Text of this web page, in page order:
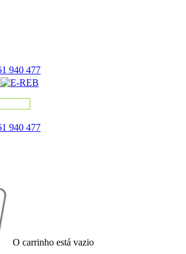
940 477
940 477
O carrinho está vazio